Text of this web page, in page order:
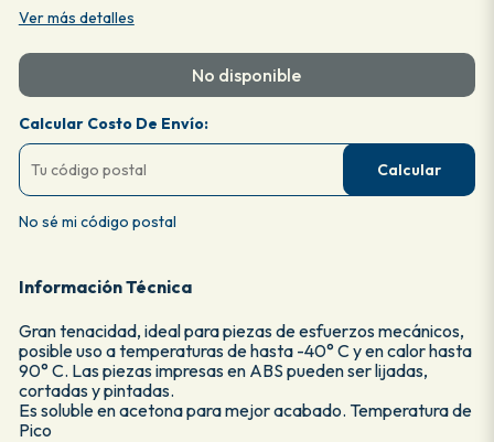
Ver más detalles
No disponible
Calcular Costo De Envío:
Calcular
No sé mi código postal
Información Técnica
Gran tenacidad, ideal para piezas de esfuerzos mecánicos,
posible uso a temperaturas de hasta -40° C y en calor hasta
90° C. Las piezas impresas en ABS pueden ser lijadas,
cortadas y pintadas.
Es soluble en acetona para mejor acabado. Temperatura de
Pico